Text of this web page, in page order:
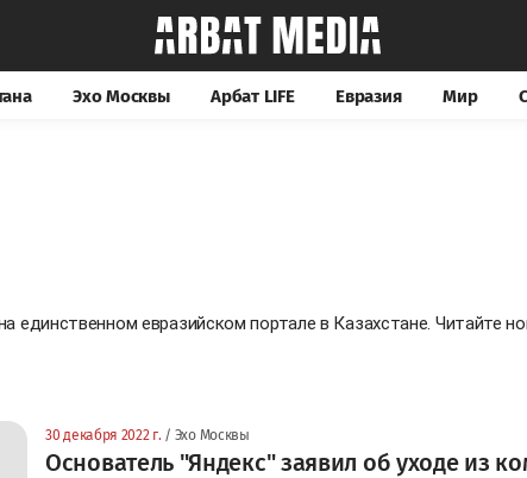
Эхо Москвы Арбат LIFE Евразия Мир
единственном евразийском портале в Казахстане. Читайте
30 декабря 2022 г. / Эхо Москвы
Основатель "Яндекс" заявил об уходе из